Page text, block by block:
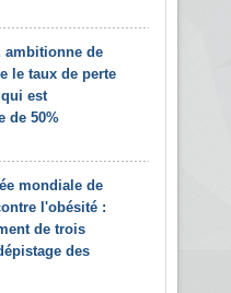
ambitionne de
le taux de perte
qui est
de 50%
mondiale de
l'obésité :
de trois
des